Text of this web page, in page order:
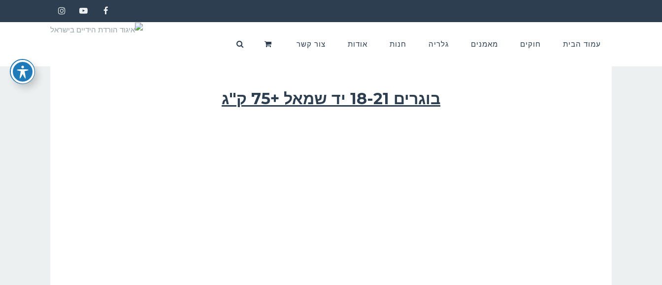
Facebook
YouTube
Instagram
עמוד הבית חוקים מאמנים גלריה חנות אודות צור קשר
בוגרים 18-21 יד שמאל +75 ק"ג